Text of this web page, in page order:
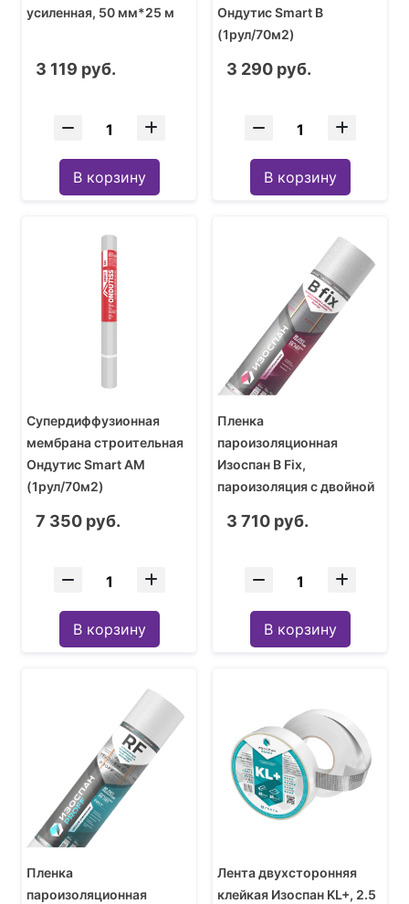
усиленная, 50 мм*25 м
3 119 руб.
В корзину
Ондутис Smart B
(1рул/70м2)
3 290 руб.
В корзину
Супердиффузионная
мембрана строительная
Ондутис Smart AM
(1рул/70м2)
7 350 руб.
В корзину
Пленка
пароизоляционная
Изоспан В Fix,
пароизоляция с двойной
рулон - 70 кв.м)
3 710 руб.
В корзину
Пленка
пароизоляционная
Лента двухсторонняя
клейкая Изоспан KL+, 2.5